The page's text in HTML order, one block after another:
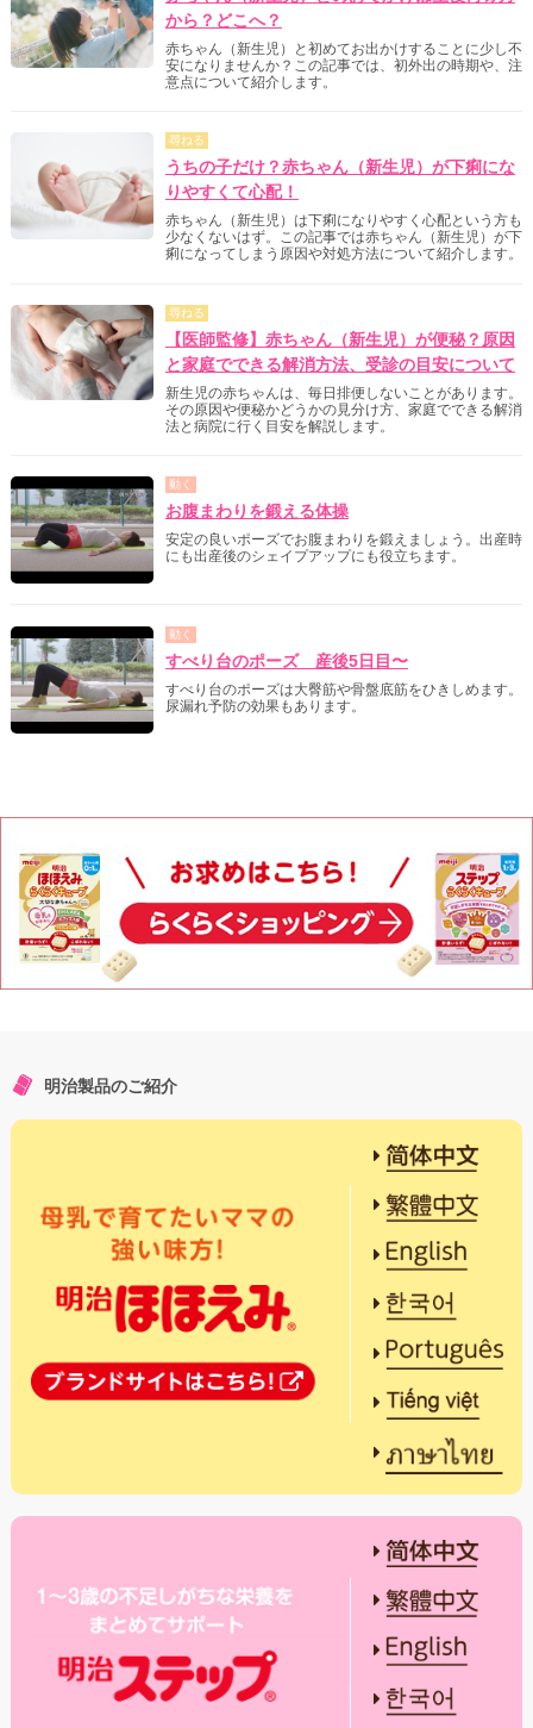
から？どこへ？
赤ちゃん（新生児）と初めてお出かけすることに少し不
安になりませんか？この記事では、初外出の時期や、注
意点について紹介します。
尋ねる
うちの子だけ？赤ちゃん（新生児）が下痢にな
りやすくて心配！
赤ちゃん（新生児）は下痢になりやすく心配という方も
少なくないはず。この記事では赤ちゃん（新生児）が下
痢になってしまう原因や対処方法について紹介します。
尋ねる
【医師監修】赤ちゃん（新生児）が便秘？原因
と家庭でできる解消方法、受診の目安について
新生児の赤ちゃんは、毎日排便しないことがあります。
その原因や便秘かどうかの見分け方、家庭でできる解消
法と病院に行く目安を解説します。
動く
お腹まわりを鍛える体操
安定の良いポーズでお腹まわりを鍛えましょう。出産時
にも出産後のシェイプアップにも役立ちます。
動く
すべり台のポーズ 産後5日目〜
すべり台のポーズは大臀筋や骨盤底筋をひきしめます。
尿漏れ予防の効果もあります。
明治製品のご紹介